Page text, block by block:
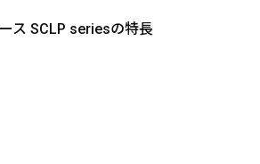
ス SCLP seriesの特長